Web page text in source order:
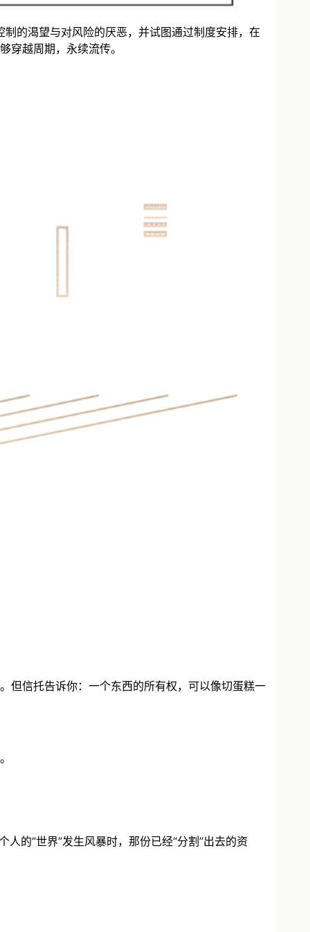
的渴望与对风险的厌恶，并试图通过制度安排，在
穿越周期，永续流传。
但信托告诉你：一个东西的所有权，可以像切蛋糕一
的“世界”发生风暴时，那份已经“分割”出去的资